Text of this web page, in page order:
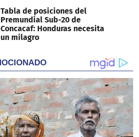
Tabla de posiciones del
Premundial Sub-20 de
Concacaf: Honduras necesita
un milagro